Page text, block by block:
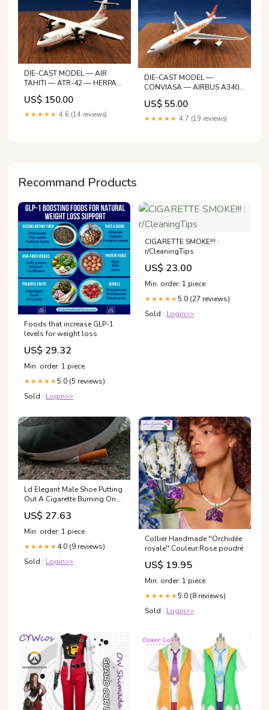
DIE-CAST MODEL — AIR
TAHITI — ATR-42 — HERPA
— 1:500 — WITH ORIGINAL
BOX — from tragic early
attempts to the historic
US$ 150.00
★★★★★ 4.6 (14 reviews)
DIE-CAST MODEL —
CONVIASA — AIRBUS A340-
200 — HERPA — 1/500 —
WITH ORIGINAL BOX —
including many aircraft; the
Bell P-39 Airacobra takes a
US$ 55.00
★★★★★ 4.7 (19 reviews)
Recommand Products
Foods that increase GLP-1
levels for weight loss
US$ 29.32
Min. order: 1 piece
★★★★★5.0 (5 reviews)
Sold : Login>>
CIGARETTE SMOKE!!! :
r/CleaningTips
US$ 23.00
Min. order: 1 piece
★★★★★5.0 (27 reviews)
Sold : Login>>
Ld Elegant Male Shoe Putting
Out A Cigarette Burning On
The Ground - 4K stock video
US$ 27.63
Min. order: 1 piece
★★★★★ 4.0 (9 reviews)
Sold : Login>>
Collier Handmade ''Orchidée
royale'' Couleur:Rose poudré
US$ 19.95
Min. order: 1 piece
★★★★★5.0 (8 reviews)
Sold : Login>>